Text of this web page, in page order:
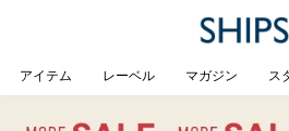
アイテム レーベル マガジン ス